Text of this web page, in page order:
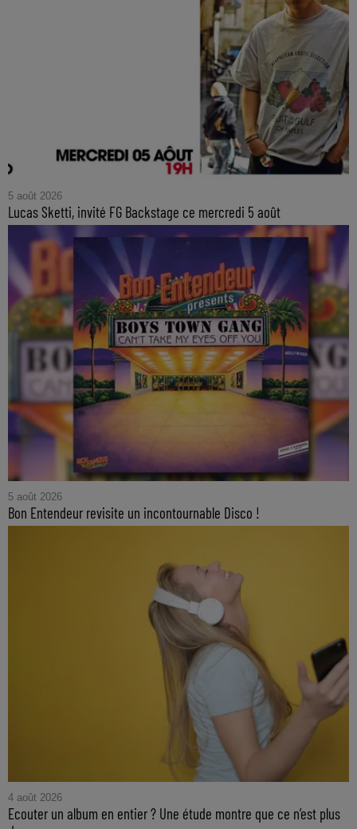
5 août 2026
Lucas Sketti, invité FG Backstage ce mercredi 5 août
5 août 2026
Bon Entendeur revisite un incontournable Disco !
4 août 2026
Ecouter un album en entier ? Une étude montre que ce n’est plus